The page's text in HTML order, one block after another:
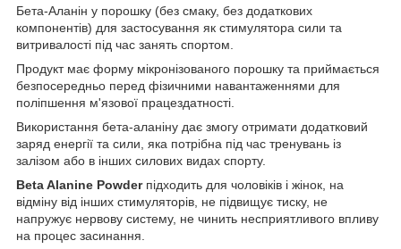
Бета-Аланін у порошку (без смаку, без додаткових
компонентів) для застосування як стимулятора сили та
витривалості під час занять спортом.
Продукт має форму мікронізованого порошку та приймається
безпосередньо перед фізичними навантаженнями для
поліпшення м'язової працездатності.
Використання бета-аланіну дає змогу отримати додатковий
заряд енергії та сили, яка потрібна під час тренувань із
залізом або в інших силових видах спорту.
Beta Alanine Powder підходить для чоловіків і жінок, на
відміну від інших стимуляторів, не підвищує тиску, не
напружує нервову систему, не чинить несприятливого впливу
на процес засинання.